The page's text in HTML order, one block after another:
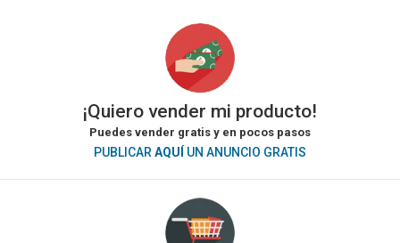
¡Quiero vender mi producto!
Puedes vender gratis y en pocos pasos
PUBLICAR AQUÍ UN ANUNCIO GRATIS